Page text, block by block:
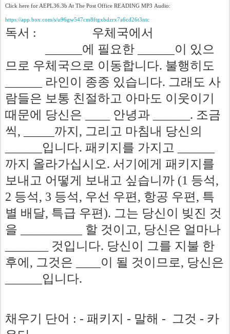
Click here for AEPL36.3b At The Post Office READING MP3 Audio:
https://app box com/s/u96gw547cm8ftgxbdzrx7a6cd26t3ntc
독서 : 우체국에서
에 필요한 이
있으
므로 우체국으로 이동합니다. 불행히도
라인이 종종 있습니다. 그래도 사
람들은 보통 친절하고 아마도 이웃이기
때문에 당신은 안녕과 ______. 조금
씩, _____ 까지 , 그리고 마침내 당신의
입니다. 패키지를 가지고
까지 올라가십시오. 서기에게 패키지를
보내고 어떻게 보내고 싶습니까 (1 등석,
2 등석, 3 등석, 우선 우편, 항공 우편, 특
별 배달, 특급 우편). 그는 당신이 빚진 것
을
할 것이고, 당신은 얼마나
것입니다. 당신이 그를 지불 한
후에 , 그것은 이 될 것이므로, 당신은
입니다.
채우기 단어 : - 패키지 - 말해 - 그것 - 카